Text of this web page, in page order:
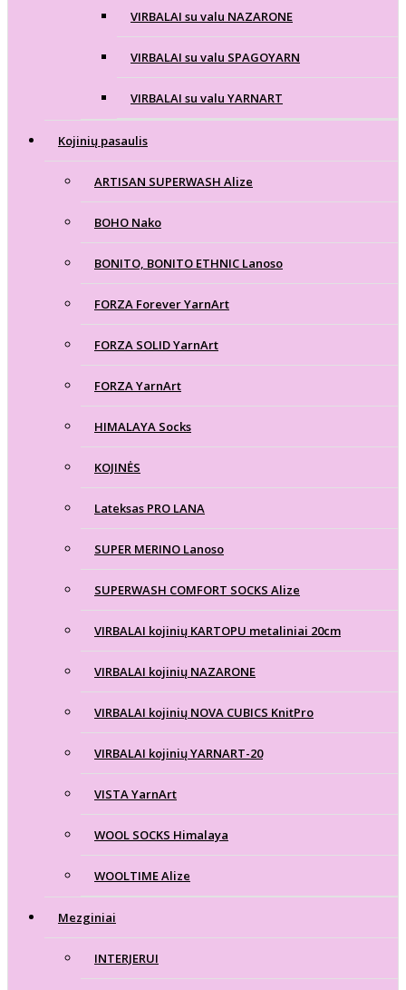
VIRBALAI su valu NAZARONE
VIRBALAI su valu SPAGOYARN
VIRBALAI su valu YARNART
Kojinių pasaulis
ARTISAN SUPERWASH Alize
BOHO Nako
BONITO, BONITO ETHNIC Lanoso
FORZA Forever YarnArt
FORZA SOLID YarnArt
FORZA YarnArt
HIMALAYA Socks
KOJINĖS
Lateksas PRO LANA
SUPER MERINO Lanoso
SUPERWASH COMFORT SOCKS Alize
VIRBALAI kojinių KARTOPU metaliniai 20cm
VIRBALAI kojinių NAZARONE
VIRBALAI kojinių NOVA CUBICS KnitPro
VIRBALAI kojinių YARNART-20
VISTA YarnArt
WOOL SOCKS Himalaya
WOOLTIME Alize
Mezginiai
INTERJERUI